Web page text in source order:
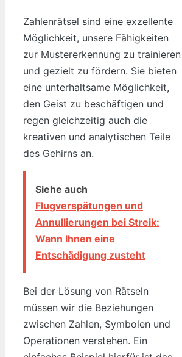
Zahlenrätsel sind eine exzellente
Möglichkeit, unsere Fähigkeiten
zur Mustererkennung zu trainieren
und gezielt zu fördern. Sie bieten
eine unterhaltsame Möglichkeit,
den Geist zu beschäftigen und
regen gleichzeitig auch die
kreativen und analytischen Teile
des Gehirns an.
Siehe auch
Flugverspätungen und
Annullierungen bei Streik:
Wann Ihnen eine
Entschädigung zusteht
Bei der Lösung von Rätseln
müssen wir die Beziehungen
zwischen Zahlen, Symbolen und
Operationen verstehen. Ein